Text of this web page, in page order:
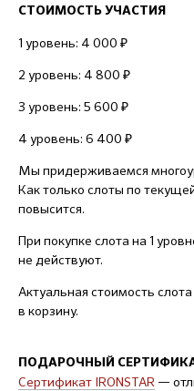
СТОИМОСТЬ УЧАСТИЯ
1 уровень: 4 000 ₽
2 уровень: 4 800 ₽
3 уровень: 5 600 ₽
4 уровень: 6 400 ₽
Мы придерживаемся
Как только слоты по
повысится.
При покупке слота на 1
не действуют.
Актуальная стоимость
в корзину.
ПОДАРОЧНЫЙ
Сертификат IRONSTAR —